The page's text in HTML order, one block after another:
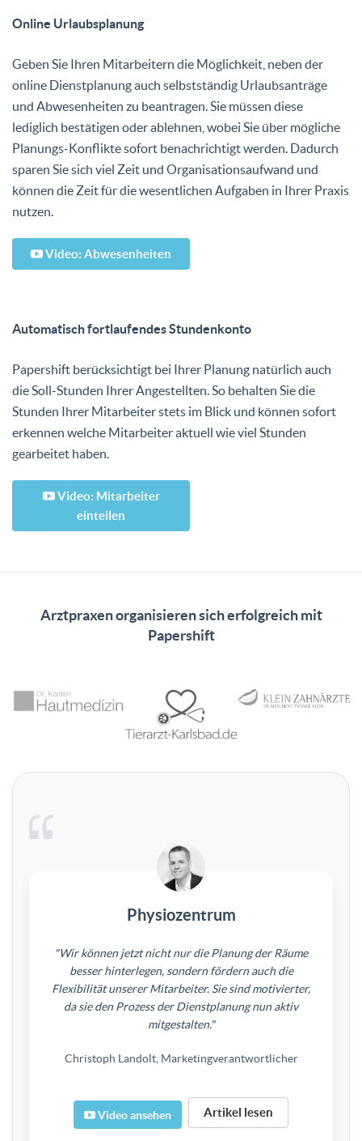
Online Urlaubsplanung
Geben Sie Ihren Mitarbeitern die Möglichkeit, neben der
online Dienstplanung auch selbstständig Urlaubsanträge
und Abwesenheiten zu beantragen. Sie müssen diese
lediglich bestätigen oder ablehnen, wobei Sie über mögliche
Planungs-Konflikte sofort benachrichtigt werden. Dadurch
sparen Sie sich viel Zeit und Organisationsaufwand und
können die Zeit für die wesentlichen Aufgaben in Ihrer Praxis
nutzen.
Video: Abwesenheiten
Automatisch fortlaufendes Stundenkonto
Papershift berücksichtigt bei Ihrer Planung natürlich auch
die Soll-Stunden Ihrer Angestellten. So behalten Sie die
Stunden Ihrer Mitarbeiter stets im Blick und können sofort
erkennen welche Mitarbeiter aktuell wie viel Stunden
gearbeitet haben.
Video: Mitarbeiter
einteilen
Arztpraxen organisieren sich erfolgreich mit
Papershift
Physiozentrum
"Wir können jetzt nicht nur die Planung der Räume
besser hinterlegen, sondern fördern auch die
Flexibilität unserer Mitarbeiter. Sie sind motivierter,
da sie den Prozess der Dienstplanung nun aktiv
mitgestalten."
Christoph Landolt, Marketingverantwortlicher
Video ansehen Artikel lesen